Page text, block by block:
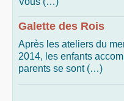
Galette des Rois
Après les ateliers du
2014, les enfants
parents se sont (…)